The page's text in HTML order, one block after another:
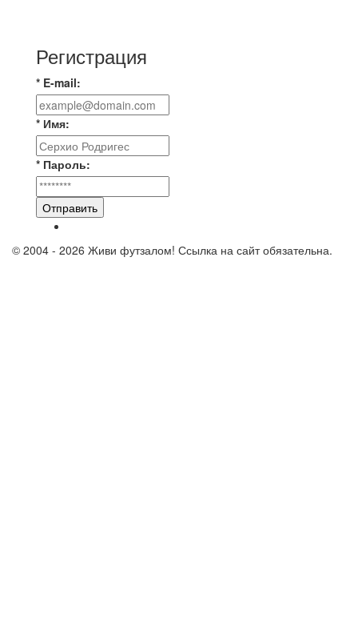
Регистрация
* E-mail:
* Имя:
* Пароль:
Отправить
© 2004 - 2026 Живи футзалом! Ссылка на сайт обязательна.